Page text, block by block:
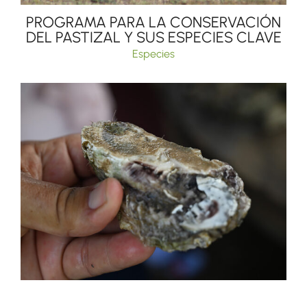
PROGRAMA PARA LA CONSERVACIÓN
DEL PASTIZAL Y SUS ESPECIES CLAVE
Especies